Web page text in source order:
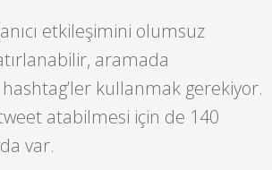
etkileşimini olumsuz
aramada
kullanmak gerekiyor.
atabilmesi için de 140
var.